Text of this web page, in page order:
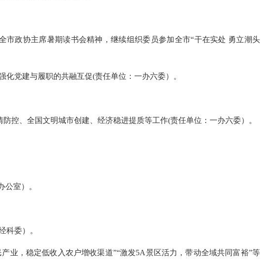
政协主席暑期读书会精神，继续组织委员参加全市“干在实处 勇立潮头
党建与履职的共融互促(责任单位：一办六委）。
控、全国文明城市创建、经济稳进提质等工作(责任单位：一办六委）。
室）。
科委）。
业，稳定低收入农户增收渠道”“激发5A景区活力，带动全域共同富裕”等